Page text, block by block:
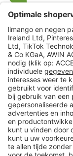
limango
Veilig winkelen
Klantenservice
Shop
Acties